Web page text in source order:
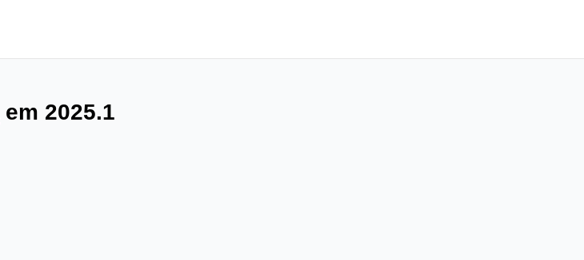
em 2025.1